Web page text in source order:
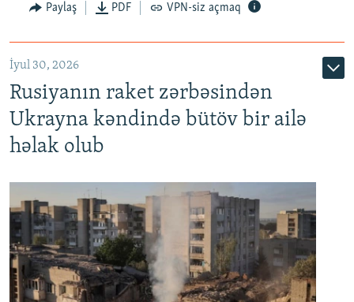
Paylaş PDF VPN-siz açmaq
İyul 30, 2026
Rusiyanın raket zərbəsindən
Ukrayna kəndində bütöv bir ailə
həlak olub